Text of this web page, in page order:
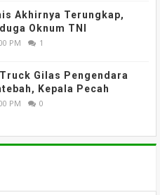
Akhirnya Terungkap,
Oknum TNI
PM 1
Gilas Pengendara
Kepala Pecah
PM 0